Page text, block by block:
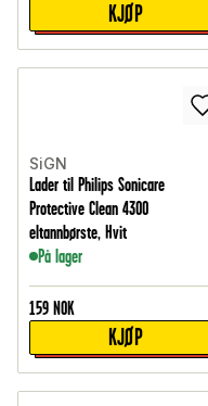
KJØP
SiGN
Lader til Philips Sonicare
Protective Clean 4300
eltannbørste, Hvit
På lager
159 NOK
KJØP